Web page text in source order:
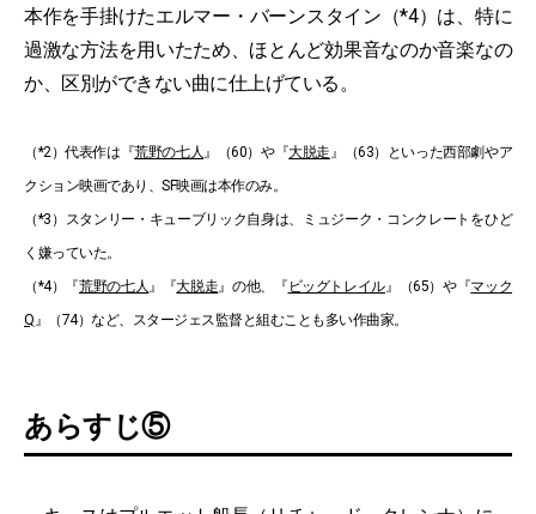
本作を手掛けたエルマー・バーンスタイン（*4）は、特に
過激な方法を用いたため、ほとんど効果音なのか音楽なの
か、区別ができない曲に仕上げている。
（*2）代表作は『荒野の七人』（60）や『大脱走』（63）といった西部劇やア
クション映画であり、SF映画は本作のみ。
（*3）スタンリー・キューブリック自身は、ミュジーク・コンクレートをひど
く嫌っていた。
（*4）『荒野の七人』『大脱走』の他、『 ビッグトレイル』（65）や『マック
Q』（74）など、スタージェス監督と組むことも多い作曲家。
あらすじ⑤